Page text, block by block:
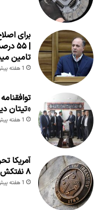
برای
| ۵۵
تامین
1 هفته پیش
«تیتان
1 هفته پیش
آمریکا
۸ نفتکش و ۱۰ نهاد در لیست تحریم
1 هفته پیش